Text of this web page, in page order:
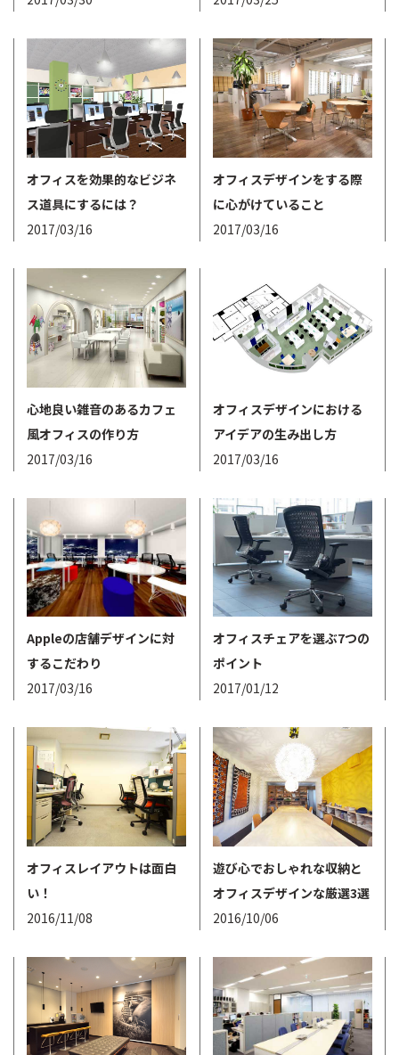
オフィスを効果的なビジネ
ス道具にするには？
2017/03/16
オフィスデザインをする際
に心がけていること
2017/03/16
心地良い雑音のあるカフェ
風オフィスの作り方
2017/03/16
オフィスデザインにおける
アイデアの生み出し方
2017/03/16
Appleの店舗デザインに対
するこだわり
2017/03/16
オフィスチェアを選ぶ7つの
ポイント
2017/01/12
オフィスレイアウトは面白
い！
2016/11/08
遊び心でおしゃれな収納と
オフィスデザインな厳選3選
2016/10/06